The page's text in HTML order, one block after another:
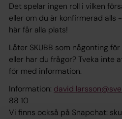
Det spelar ingen roll i vilken
eller om du är konfirmerad alls
här får alla plats!
Låter SKUBB som någonting
eller har du frågor? Tveka inte
för med information.
Information: david
88 10
Vi finns också på Snapchat: